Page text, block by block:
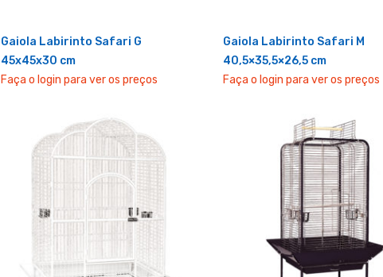
Gaiola Labirinto Safari G
45x45x30 cm
Faça o login para ver os preços
Gaiola Labirinto Safari M
40,5×35,5×26,5 cm
Faça o login para ver os preços